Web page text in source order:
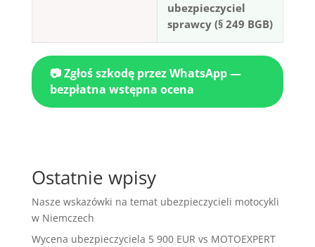
ubezpieczyciel
sprawcy (§ 249 BGB)
📷 Zgłoś szkodę przez WhatsApp —
bezpłatna wstępna ocena
Ostatnie wpisy
Nasze wskazówki na temat ubezpieczycieli motocykli
w Niemczech
Wycena ubezpieczyciela 5 900 EUR vs MOTOEXPERT